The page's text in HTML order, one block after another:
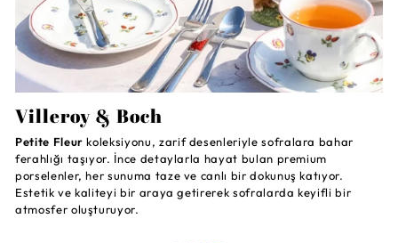
Villeroy & Boch
Petite Fleur koleksiyonu, zarif desenleriyle sofralara bahar
ferahlığı taşıyor. İnce detaylarla hayat bulan premium
porselenler, her sunuma taze ve canlı bir dokunuş katıyor.
Estetik ve kaliteyi bir araya getirerek sofralarda keyifli bir
atmosfer oluşturuyor.